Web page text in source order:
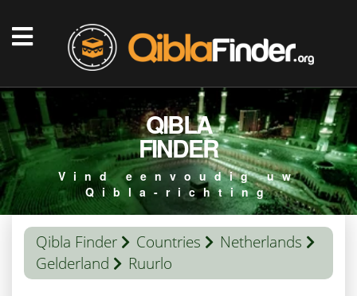
QIBLA
FINDER
Vind eenvoudig uw
Qibla-richting
Qibla Finder Countries
Netherlands
Gelderland
Ruurlo